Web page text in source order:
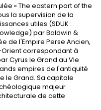
« The eastern part of the
la supervision de la
utiles (SDUK :
par Baldwin &
de l'Empire Perse Ancien,
correspondant à
Cyrus le Grand au VIe
empires de l'antiquité
le Grand. Sa capitale
majeur
de cette